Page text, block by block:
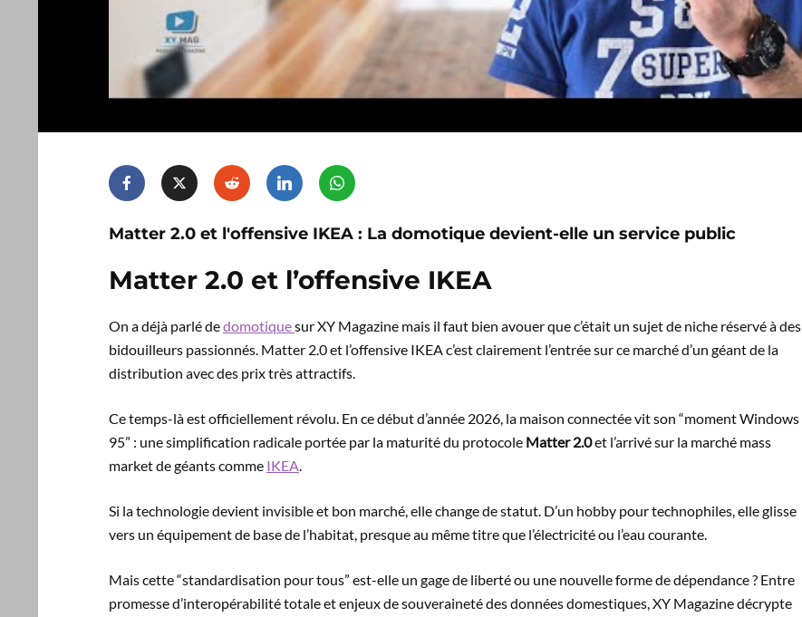
Matter 2.0 et l'offensive IKEA : La domotique devient-elle un service public
Matter 2.0 et l’offensive IKEA
On a déjà parlé dedomotiquesur XY Magazine mais il faut bien avouer que c’était un sujet de niche réservé à des
bidouilleurs passionnés. Matter 2.0 et l’offensive IKEA c’est clairement l’entrée sur ce marché d’un géant de la
distribution avec des prix très attractifs.
Ce temps-là est officiellement révolu. En ce début d’année 2026, la maison connectée vit son “moment Windows
95” : une simplification radicale portée par la maturité du protocole Matter 2.0et l’arrivé sur la marché mass
market de géants comme IKEA.
Si la technologie devient invisible et bon marché, elle change de statut. D’un hobby pour technophiles, elle glisse
vers un équipement de base de l’habitat, presque au même titre que l’électricité ou l’eau courante.
Mais cette “standardisation pour tous” est-elle un gage de liberté ou une nouvelle forme de dépendance ? Entre
promesse d’interopérabilité totale et enjeux de souveraineté des données domestiques, XY Magazine décrypte